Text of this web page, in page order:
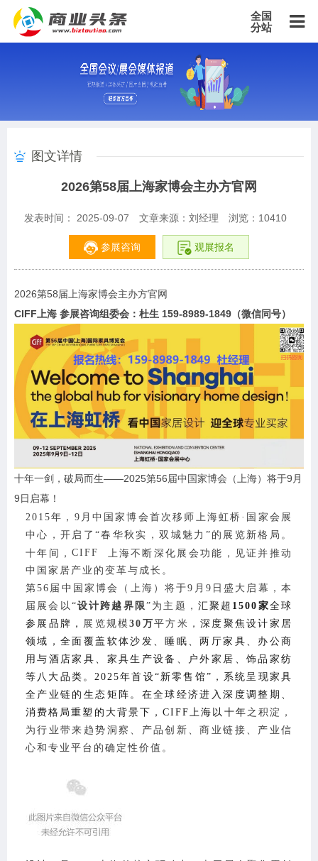
全国
分站
主站
广东站 重庆站 天津站 江苏站
河南站 河北站
甘肃站
新疆站
四川站
图文详情
​2026第58届上海家博会主办方官网
发表时间： 2025-09-07 文章来源：刘经理 浏览： 10410
参展咨询 观展报名
2026第58届上海家博会主办方官网
CIFF上海 参展咨询组委会：杜生 159-8989-1849（微信同号）
十年一剑，破局而生——2025第56届中国家博会（上海）将于9月
9日启幕！
2015年，9月中国家博会首次移师上海虹桥·国家会展
中心，开启了“春华秋实，双城魅力”的展览新格局。
十年间，CIFF 上海不断深化展会功能，见证并推动
中国家居产业的变革与成长。
第56届中国家博会（上海）将于9月9日盛大启幕，本
届展会以“设计跨越界限”为主题， 汇聚超 1500家全球
参展品牌， 展览规模30万平方米，深度聚焦设计家居
领域，全面覆盖软体沙发、睡眠、两厅家具、办公商
用与酒店家具、家具生产设备、户外家居、饰品家纺
等八大品类。2025年首设“新零售馆”，系统呈现家具
全产业链的生态矩阵。 在全球经济进入深度调整期、
消费格局重塑的大背景下，CIFF上海以十年 之积淀，
为行业带来趋势洞察、产品创新、商业链接、产业信
心和专业平台的确定性价值。